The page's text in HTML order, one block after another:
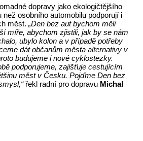
dopravy jako ekologičtějšího
než osobního automobilu podporují i
měst.„Den bez aut bychom měli
míře, abychom zjistili, jak by se nám
ubylo kolon a v případě potřeby
dát občanům města alternativy v
budujeme i nové cyklostezky.
podporujeme, zajišťuje cestujícím
měst v Česku. Pojďme Den bez
řekl radní pro dopravu Michal